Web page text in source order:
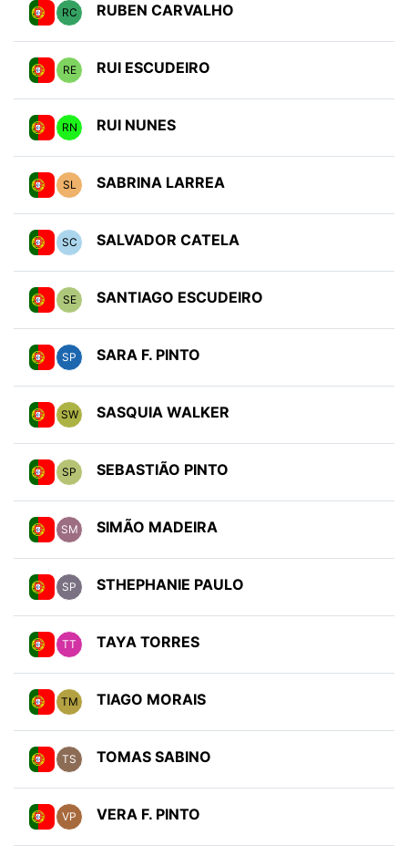
RC RUBEN CARVALHO
RE RUI ESCUDEIRO
RN RUI NUNES
SL SABRINA LARREA
SC SALVADOR CATELA
SE SANTIAGO ESCUDEIRO
SP SARA F. PINTO
SW SASQUIA WALKER
SP SEBASTIÃO PINTO
SM SIMÃO MADEIRA
SP STHEPHANIE PAULO
TT TAYA TORRES
TM TIAGO MORAIS
TS TOMAS SABINO
VP VERA F. PINTO